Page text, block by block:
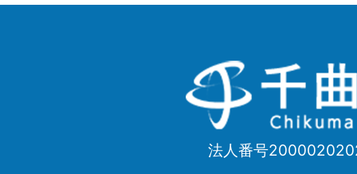
千
曲
Chikuma
法人番号